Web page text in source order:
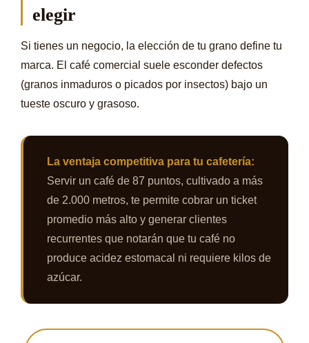
elegir
Si tienes un negocio, la elección de tu grano define tu
marca. El café comercial suele esconder defectos
(granos inmaduros o picados por insectos) bajo un
tueste oscuro y grasoso.
La ventaja competitiva para tu cafetería:
Servir un café de 87 puntos, cultivado a más
de 2.000 metros, te permite cobrar un ticket
promedio más alto y generar clientes
recurrentes que notarán que tu café no
produce acidez estomacal ni requiere kilos de
azúcar.